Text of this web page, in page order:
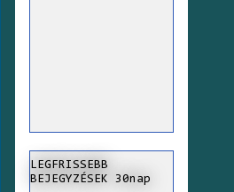
LEGFRISSEBB
BEJEGYZÉSEK 30nap